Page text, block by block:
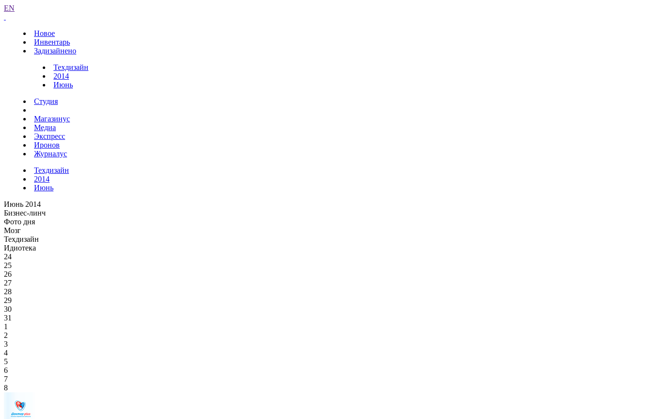
EN
Новое
Инвентарь
Задизайнено
Техдизайн
2014
Июнь
Студия
Магазинус
Медиа
Экспресс
Иронов
Журналус
Техдизайн
2014
Июнь
Июнь 2014
Бизнес-линч
Фото дня
Мозг
Техдизайн
Идиотека
24
25
26
27
28
29
30
31
1
2
3
4
5
6
7
8